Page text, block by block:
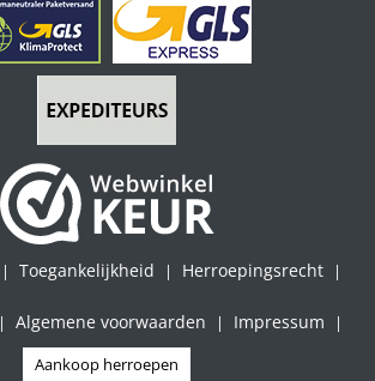
| Toegankelijkheid | Herroepingsrecht |
| Algemene voorwaarden | Impressum
|
Aankoop herroepen